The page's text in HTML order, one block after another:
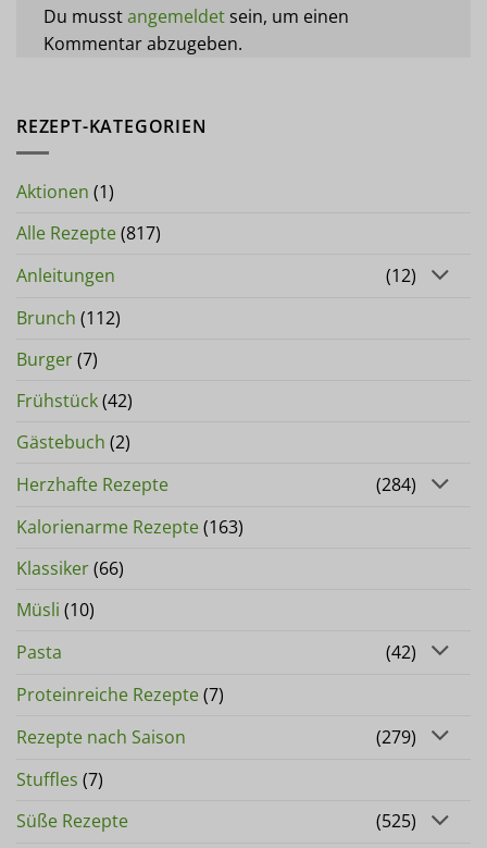
Du musstangemeldetsein, um einen
Kommentar abzugeben.
REZEPT-KATEGORIEN
Aktionen (1)
Alle Rezepte(817)
Anleitungen
(12)
Brunch (112)
Burger(7)
Frühstück(42)
Gästebuch (2)
Herzhafte Rezepte
(284)
Kalorienarme Rezepte(163)
Klassiker(66)
Müsli (10)
Pasta
(42)
Proteinreiche Rezepte(7)
Rezepte nach Saison
(279)
Stuffles (7)
Süße Rezepte
(525)